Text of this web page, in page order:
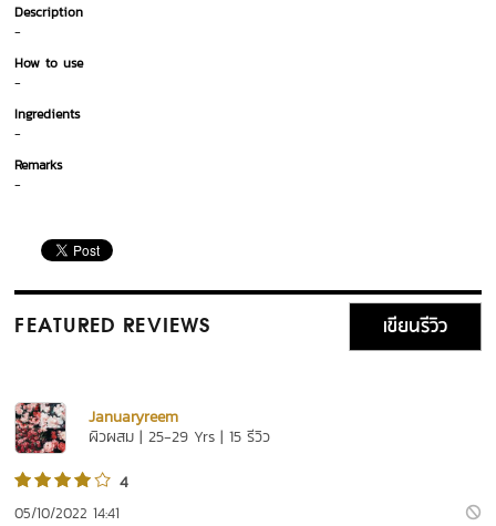
Description
-
How to use
-
Ingredients
-
Remarks
-
FEATURED REVIEWS เขียนรีวิว
January​reem
ผิวผสม | 25-29 Yrs | 15 รีวิว
4
05/10/2022 14:41